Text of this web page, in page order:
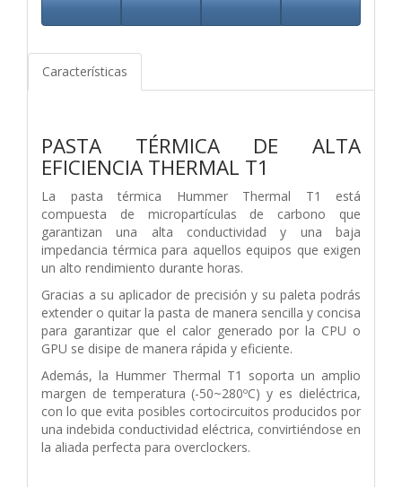
Características
PASTA TÉRMICA DE ALTA
EFICIENCIA THERMAL T1
La pasta térmica Hummer Thermal T1 está
compuesta de micropartículas de carbono que
garantizan una alta conductividad y una baja
impedancia térmica para aquellos equipos que exigen
un alto rendimiento durante horas.
Gracias a su aplicador de precisión y su paleta podrás
extender o quitar la pasta de manera sencilla y concisa
para garantizar que el calor generado por la CPU o
GPU se disipe de manera rápida y eficiente.
Además, la Hummer Thermal T1 soporta un amplio
margen de temperatura (-50~280ºC) y es dieléctrica,
con lo que evita posibles cortocircuitos producidos por
una indebida conductividad eléctrica, convirtiéndose en
la aliada perfecta para overclockers.